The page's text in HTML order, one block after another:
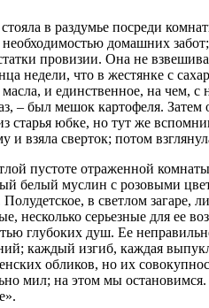
в раздумье посреди
необходимостью домашних
провизии. Она не
недели, что в жестянке с
и единственное, на чем, с
– был мешок картофеля.
старья юбке, но тут же
и взяла сверток; потом
пустоте отраженной
белый муслин с розовыми
Полудетское, в светлом загаре,
несколько серьезные для ее
глубоких душ. Ее
каждый изгиб, каждая
обликов, но их
мил; на этом мы